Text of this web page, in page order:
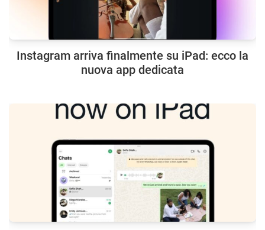
Instagram arriva finalmente su iPad: ecco la
nuova app dedicata